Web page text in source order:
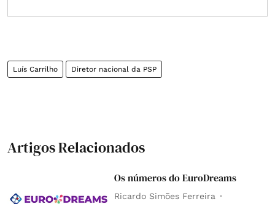
Luís Carrilho Diretor nacional da PSP
Artigos Relacionados
Os números do EuroDreams
Ricardo Simões Ferreira